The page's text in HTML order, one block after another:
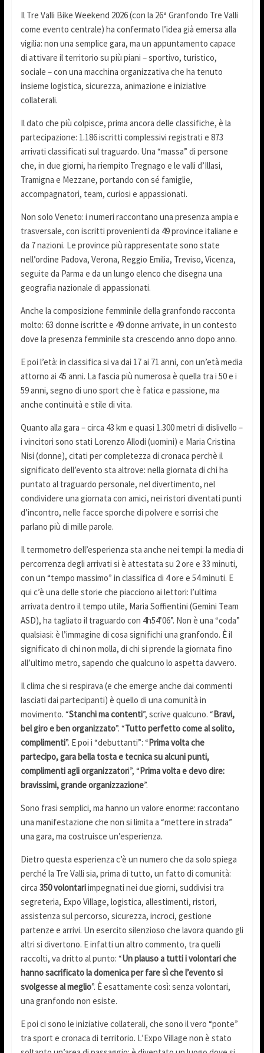
Il Tre Valli Bike Weekend 2026 (con la 26ª Granfondo Tre Valli
come evento centrale) ha confermato l’idea già emersa alla
vigilia: non una semplice gara, ma un appuntamento capace
di attivare il territorio su più piani – sportivo, turistico,
sociale – con una macchina organizzativa che ha tenuto
insieme logistica, sicurezza, animazione e iniziative
collaterali.
Il dato che più colpisce, prima ancora delle classifiche, è la
partecipazione: 1.186 iscritti complessivi registrati e 873
arrivati classificati sul traguardo. Una “massa” di persone
che, in due giorni, ha riempito Tregnago e le valli d’Illasi,
Tramigna e Mezzane, portando con sé famiglie,
accompagnatori, team, curiosi e appassionati.
Non solo Veneto: i numeri raccontano una presenza ampia e
trasversale, con iscritti provenienti da 49 province italiane e
da 7 nazioni. Le province più rappresentate sono state
nell’ordine Padova, Verona, Reggio Emilia, Treviso, Vicenza,
seguite da Parma e da un lungo elenco che disegna una
geografia nazionale di appassionati.
Anche la composizione femminile della granfondo racconta
molto: 63 donne iscritte e 49 donne arrivate, in un contesto
dove la presenza femminile sta crescendo anno dopo anno.
E poi l’età: in classifica si va dai 17 ai 71 anni, con un’età media
attorno ai 45 anni. La fascia più numerosa è quella tra i 50 e i
59 anni, segno di uno sport che è fatica e passione, ma
anche continuità e stile di vita.
Quanto alla gara – circa 43 km e quasi 1.300 metri di dislivello –
i vincitori sono stati Lorenzo Allodi (uomini) e Maria Cristina
Nisi (donne), citati per completezza di cronaca perchè il
significato dell’evento sta altrove: nella giornata di chi ha
puntato al traguardo personale, nel divertimento, nel
condividere una giornata con amici, nei ristori diventati punti
d’incontro, nelle facce sporche di polvere e sorrisi che
parlano più di mille parole.
Il termometro dell’esperienza sta anche nei tempi: la media di
percorrenza degli arrivati si è attestata su 2 ore e 33 minuti,
con un “tempo massimo” in classifica di 4 ore e 54 minuti. E
qui c’è una delle storie che piacciono ai lettori: l’ultima
arrivata dentro il tempo utile, Maria Soffientini (Gemini Team
ASD), ha tagliato il traguardo con 4h54’06”. Non è una “coda”
qualsiasi: è l’immagine di cosa significhi una granfondo. È il
significato di chi non molla, di chi si prende la giornata fino
all’ultimo metro, sapendo che qualcuno lo aspetta davvero.
Il clima che si respirava (e che emerge anche dai commenti
lasciati dai partecipanti) è quello di una comunità in
movimento. “Stanchi ma contenti”, scrive qualcuno. “Bravi,
bel giro e ben organizzato”. “Tutto perfetto come al solito,
complimenti”. E poi i “debuttanti”: “Prima volta che
partecipo, gara bella tosta e tecnica su alcuni punti,
complimenti agli organizzatori”, “Prima volta e devo dire:
bravissimi, grande organizzazione”.
Sono frasi semplici, ma hanno un valore enorme: raccontano
una manifestazione che non si limita a “mettere in strada”
una gara, ma costruisce un’esperienza.
Dietro questa esperienza c’è un numero che da solo spiega
perché la Tre Valli sia, prima di tutto, un fatto di comunità:
circa 350 volontariimpegnati nei due giorni, suddivisi tra
segreteria, Expo Village, logistica, allestimenti, ristori,
assistenza sul percorso, sicurezza, incroci, gestione
partenze e arrivi. Un esercito silenzioso che lavora quando gli
altri si divertono. E infatti un altro commento, tra quelli
raccolti, va dritto al punto: “Un plauso a tutti i volontari che
hanno sacrificato la domenica per fare sì che l’evento si
svolgesse al meglio”. È esattamente così: senza volontari,
una granfondo non esiste.
E poi ci sono le iniziative collaterali, che sono il vero “ponte”
tra sport e cronaca di territorio. L’Expo Village non è stato